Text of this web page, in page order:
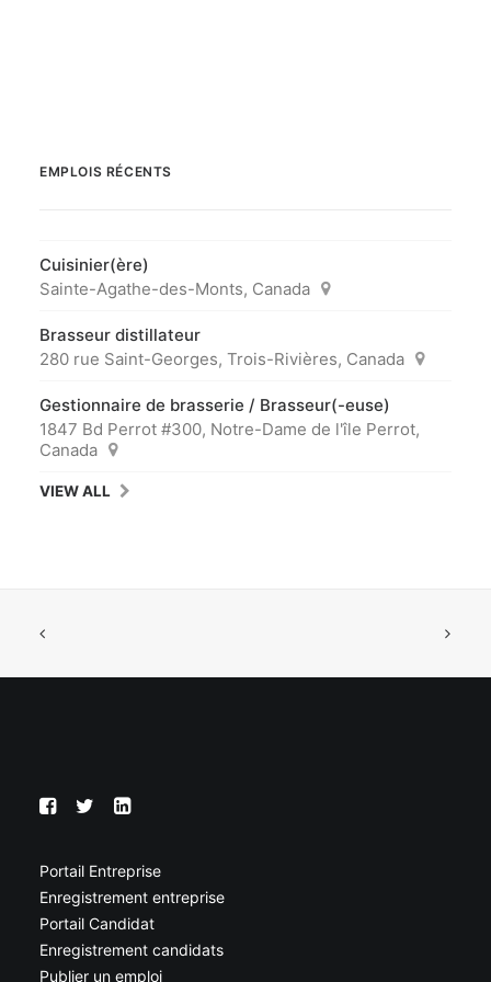
EMPLOIS RÉCENTS
Cuisinier(ère)
Sainte-Agathe-des-Monts, Canada
Brasseur distillateur
280 rue Saint-Georges, Trois-Rivières, Canada
Gestionnaire de brasserie / Brasseur(-euse)
1847 Bd Perrot #300, Notre-Dame de l'île Perrot,
Canada
VIEW ALL
Portail Entreprise
Enregistrement entreprise
Portail Candidat
Enregistrement candidats
Publier un emploi